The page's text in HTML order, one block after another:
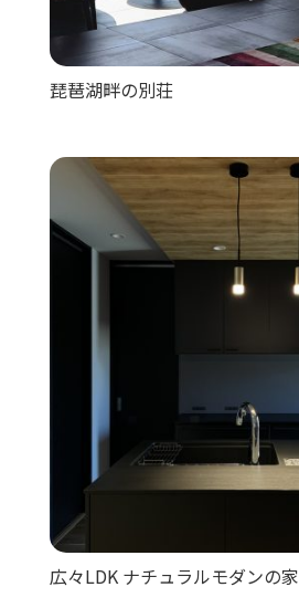
琵琶湖畔の別荘
広々LDK ナチュラルモダンの家